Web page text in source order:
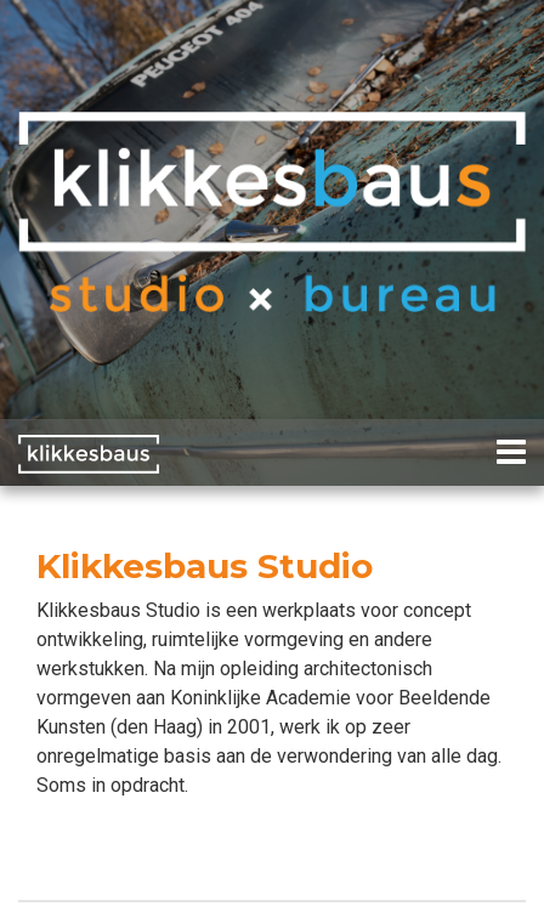
Klikkesbaus Studio
Klikkesbaus Studio is een werkplaats voor concept
ontwikkeling, ruimtelijke vormgeving en andere
werkstukken. Na mijn opleiding architectonisch
vormgeven aan Koninklijke Academie voor Beeldende
Kunsten (den Haag) in 2001, werk ik op zeer
onregelmatige basis aan de verwondering van alle dag.
Soms in opdracht.